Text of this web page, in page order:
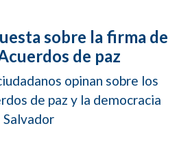
sobre la firma de
de paz
opinan sobre los
de paz y la democracia
Salvador